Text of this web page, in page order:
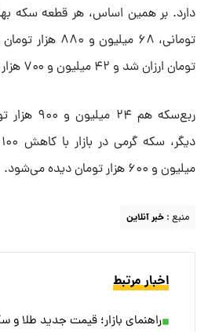
تومان ارزان شد و ۴۲ میلیون و ۷۰۰ هزار تومان قیمت پیدا کرد.
ربع‌سکه
میلیون و ۶۰۰ هزار تومان دیده می‌شود.
منبع : خبر آنلاین
اخبار مرتبط
راهنمای بازار؛ قیمت جدید طلا و سکه